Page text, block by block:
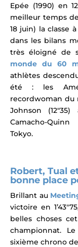
Epée (1990) en
meilleur temps
18 juin) la classe
dans les bilans
très éloigné de
monde du 60
athlètes
été : les
recordwoman du
Johnson
Camacho-Quinn
Tokyo.
Robert, Tual
bonne place
Brillant au
victoire en
belles choses
championnat.
sixième chrono